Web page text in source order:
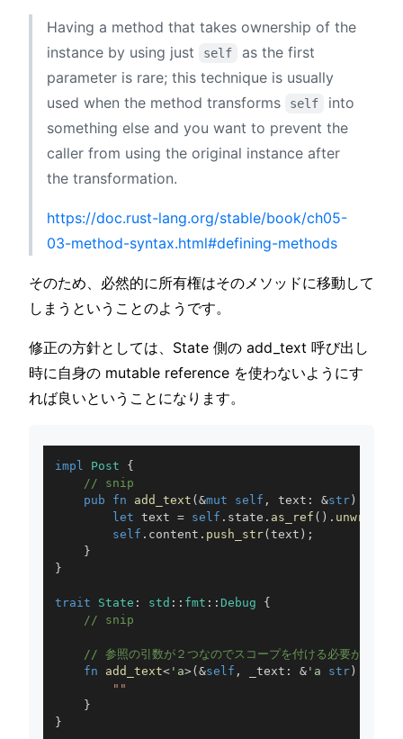
Having a method that takes ownership of the
instance by using just
self
as the first
parameter is rare; this technique is usually
used when the method transforms
self
into
something else and you want to prevent the
caller from using the original instance after
the transformation.
https://doc.rust-lang.org/stable/book/ch05-
03-method-syntax.html#defining-methods
そのため、必然的に所有権はそのメソッドに移動して
しまうということのようです。
修正の方針としては、State 側の add_text 呼び出し
時に自身の mutable reference を使わないようにす
れば良いということになります。
impl Post
{
// snip
pub
fn add_text (&mut self , text : &str)
let text = self . state . as_ref ( ) . unwrap
self . content . push_str(text ) ;
}
}
trait State : std :: fmt :: Debug
{
// snip
// 参照の引数が２つなのでスコープを付ける必要がある
fn
add_text< 'a>(&self , _text : & 'a str)
""
}
}